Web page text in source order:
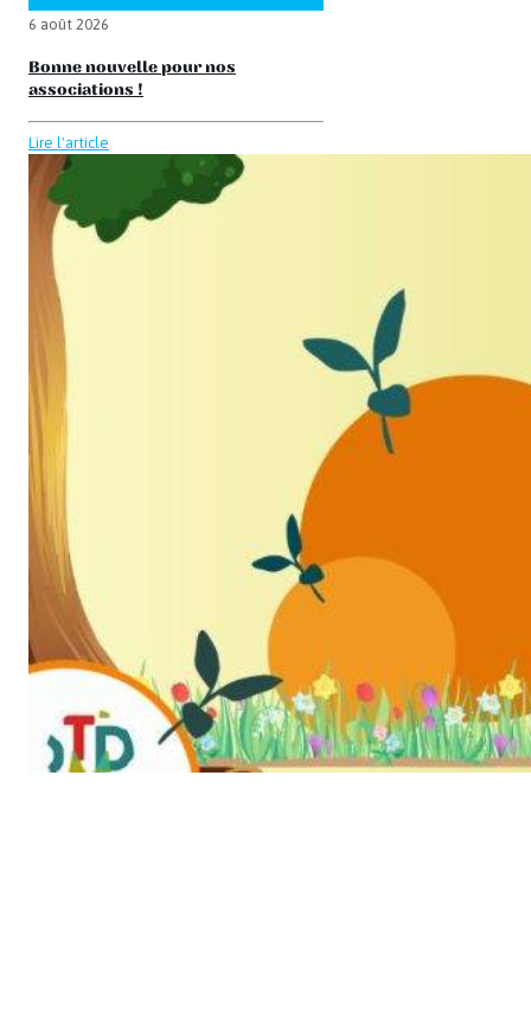
6 août 2026
Bonne nouvelle pour nos
associations !
Lire l'article